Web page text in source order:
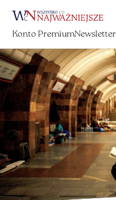
Konto PremiumNewsletter